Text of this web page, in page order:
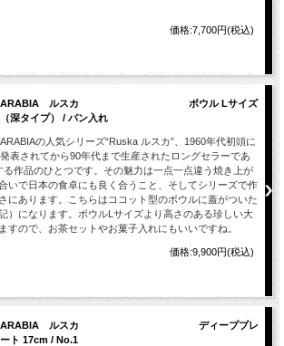
価格:7,700円(税込)
ARABIA ルスカ ボウル Lサイズ
（深タイプ） / パン入れ
ARABIAの人気シリーズ“Ruska ルスカ”、1960年代初頭に
発表されてから90年代まで生産されたロングセラーであ
る作品のひとつです。その魅力は一点一点違う焼き上が
いで日本の食卓にも良く合うこと、そしてシリーズで作
にあります。こちらはココット型のボウルに蓋がついた
）になります。ボウルLサイズより高さのある珍しい大
すので、お茶セットやお菓子入れにもいいですね。
価格:9,900円(税込)
ARABIA ルスカ ディーププレ
ート 17cm / No.1